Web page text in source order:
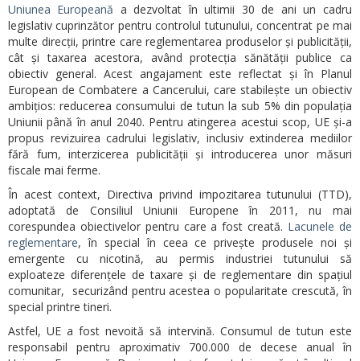
Uniunea Europeană a dezvoltat în ultimii 30 de ani un cadru
legislativ cuprinzător pentru controlul tutunului, concentrat pe mai
multe direcții, printre care reglementarea produselor și publicității,
cât și taxarea acestora, având protecția sănătății publice ca
obiectiv general. Acest angajament este reflectat și în Planul
European de Combatere a Cancerului, care stabilește un obiectiv
ambițios: reducerea consumului de tutun la sub 5% din populația
Uniunii până în anul 2040. Pentru atingerea acestui scop, UE și-a
propus revizuirea cadrului legislativ, inclusiv extinderea mediilor
fără fum, interzicerea publicității și introducerea unor măsuri
fiscale mai ferme.
În acest context, Directiva privind impozitarea tutunului (TTD),
adoptată de Consiliul Uniunii Europene în 2011, nu mai
corespundea obiectivelor pentru care a fost creată. Lacunele de
reglementare, în special în ceea ce privește produsele noi și
emergente cu nicotină, au permis industriei tutunului să
exploateze diferențele de taxare și de reglementare din spațiul
comunitar, securizând pentru acestea o popularitate crescută, în
special printre tineri.
Astfel, UE a fost nevoită să intervină. Consumul de tutun este
responsabil pentru aproximativ 700.000 de decese anual în